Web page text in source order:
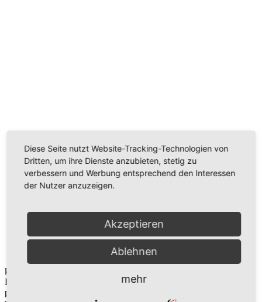
körperlichen Beeinträchtigungen kann Rehabilitationssport in
Betracht kommen. Insbesondere als Ergänzung zu einer
postoperativen Reha wird Reha-Sport gerne auch von Ärzten
Diese Seite nutzt Website-Tracking-Technologien von
Dritten, um ihre Dienste anzubieten, stetig zu
verbessern und Werbung entsprechend den Interessen
der Nutzer anzuzeigen.
Akzeptieren
Ablehnen
mehr